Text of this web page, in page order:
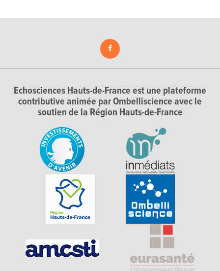
Echosciences Hauts-de-France est une plateforme
contributive animée par Ombelliscience avec le
soutien de la Région Hauts-de-France